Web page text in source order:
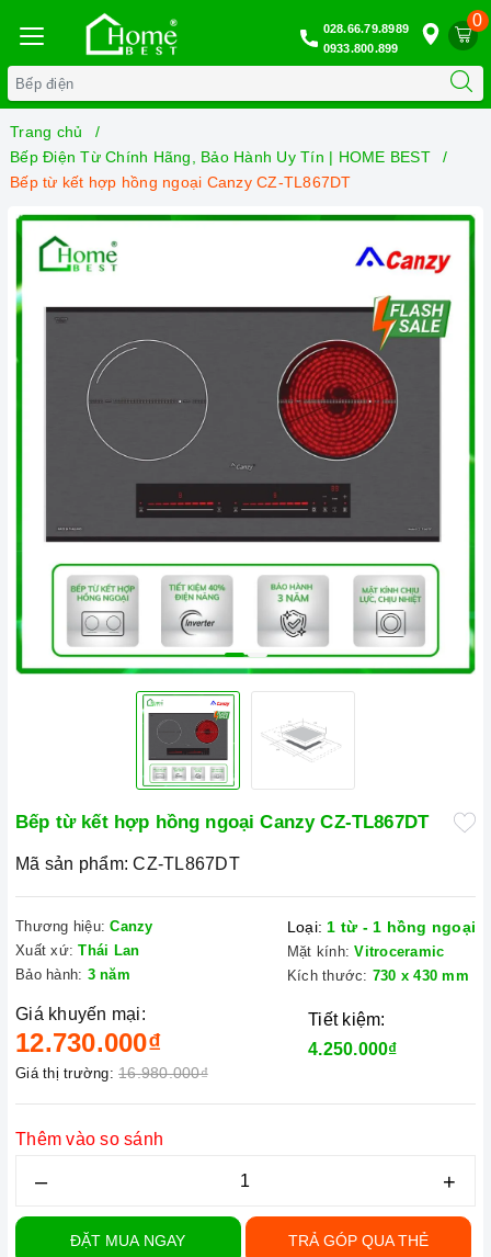
0
028.66.79.8989
0933.800.899
Trang chủ
Bếp Điện Từ Chính Hãng, Bảo Hành Uy Tín | HOME BEST
Bếp từ kết hợp hồng ngoại Canzy CZ-TL867DT
Bếp từ kết hợp hồng ngoại Canzy CZ-TL867DT
Mã sản phẩm: CZ-TL867DT
Thương hiệu: Canzy
Xuất xứ: Thái Lan
Bảo hành: 3 năm
Loại: 1 từ - 1 hồng ngoại
Mặt kính: Vitroceramic
Kích thước: 730 x 430 mm
Giá khuyến mại:
12.730.000₫
Giá thị trường: 16.980.000₫
Tiết kiệm:
4.250.000₫
Thêm vào so sánh
– +
ĐẶT MUA NGAY TRẢ GÓP QUA THẺ